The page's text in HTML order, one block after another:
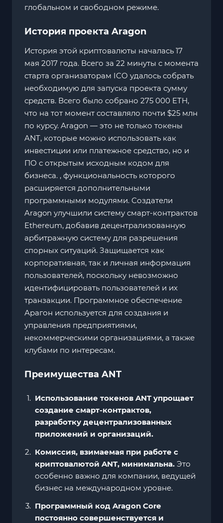
глобальном и свободном режиме.
История проекта Aragon
История этой криптовалюты началась 17
мая 2017 года. Всего за 22 минуты с момента
старта организаторам ICO удалось собрать
необходимую для запуска проекта сумму
средств. Всего было собрано 275 000 ETH,
что на тот момент составляло почти $25 млн
по курсу. Aragon — это не только токены
ANT, которые можно использовать как
инвестиции или платежное средство, но и
ПО с открытым исходным кодом для
бизнеса. , функциональность которого
расширяется дополнительными
программными модулями. Создатели
Aragon улучшили систему смарт-контрактов
Ethereum, добавив децентрализованную
арбитражную систему для разрешения
спорных ситуаций. Защищается как
корпоративная, так и личная информация
пользователей, поскольку невозможно
идентифицировать пользователей и их
транзакции. Программное обеспечение
Арагон используется для создания и
управления предприятиями,
некоммерческими организациями, а также
клубами по интересам.
Преимущества ANT
Использование токенов ANT упрощает
создание смарт-контрактов,
разработку децентрализованных
приложений и организаций.
Комиссия, взимаемая при работе с
криптовалютой ANT, минимальна. Это
особенно важно для компании, ведущей
бизнес на международном уровне.
Программный код Aragon Core
постоянно совершенствуется и